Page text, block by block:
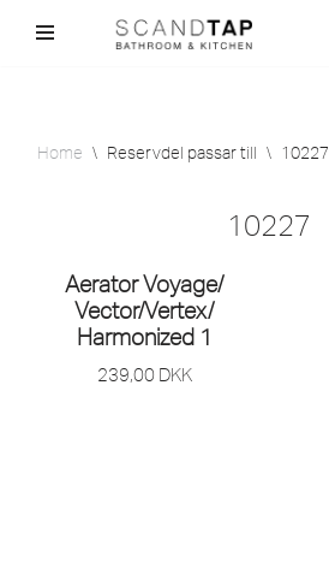
Home \ Reservdel passar till \ 10227
10227
Aerator Voyage/
Vector/Vertex/
Harmonized 1
239,00 DKK